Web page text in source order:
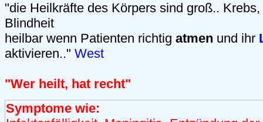
"die Heilkräfte des Körpers sind groß..
Blindheit
heilbar wenn Patienten richtig atmen und ihr
aktivieren.." West
"Wer heilt, hat recht"
Symptome wie: